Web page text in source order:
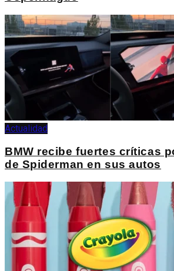
Actualidad
BMW recibe fuertes críticas
de Spiderman en sus autos